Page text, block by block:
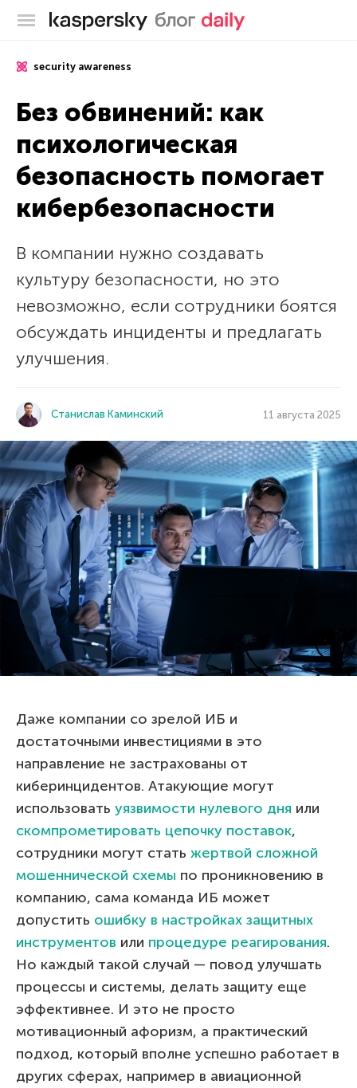
Блог Касперского
security awareness
Без обвинений: как
психологическая
безопасность помогает
кибербезопасности
В компании нужно создавать
культуру безопасности, но это
невозможно, если сотрудники боятся
обсуждать инциденты и предлагать
улучшения.
Станислав Каминский 11 августа 2025
Даже компании со зрелой ИБ и
достаточными инвестициями в это
направление не застрахованы от
киберинцидентов. Атакующие могут
использовать уязвимости нулевого дня или
скомпрометировать цепочку поставок,
сотрудники могут стать жертвой сложной
мошеннической схемы по проникновению в
компанию, сама команда ИБ может
допустить ошибку в настройках защитных
инструментов или процедуре реагирования.
Но каждый такой случай — повод улучшать
процессы и системы, делать защиту еще
эффективнее. И это не просто
мотивационный афоризм, а практический
подход, который вполне успешно работает в
других сферах, например в авиационной